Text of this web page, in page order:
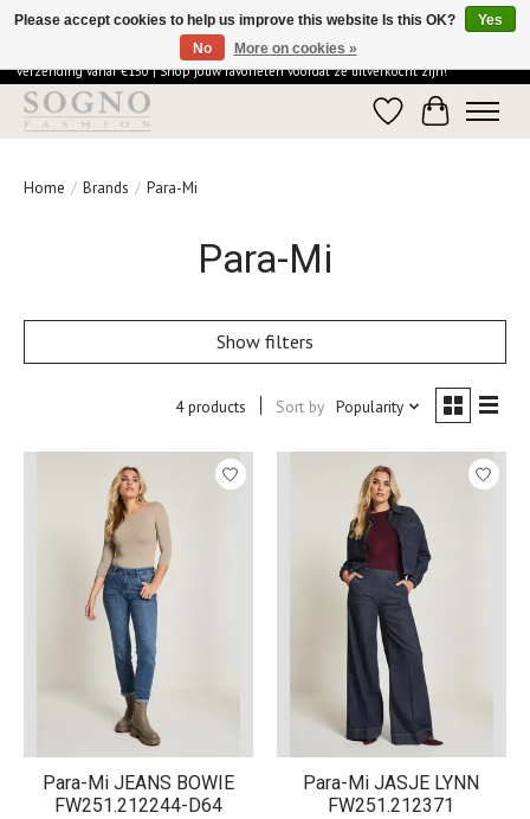
Ontdek de elegantie van SOGNO Fashion | Vandaag besteld = morgen in huis | Gratis
verzending vanaf €150 | Shop jouw favorieten voordat ze uitverkocht zijn!
WishlistCart
Home / Brands / Para-Mi
Para-Mi
Show filters
4 products Sort by Popularity
Para-Mi JEANS BOWIE
FW251.212244-D64
Para-Mi JASJE LYNN
FW251.212371
Please accept cookies to help us improve this website Is this OK?
Yes
No
More on cookies »